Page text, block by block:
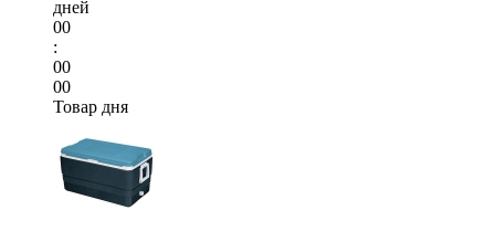
дней
00
:
00
00
Товар дня